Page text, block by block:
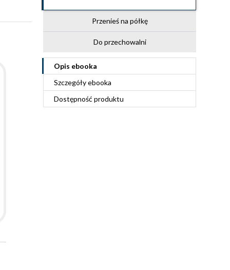
Przenieś na półkę
Do przechowalni
Opis ebooka
Szczegółyebooka
Dostępność produktu